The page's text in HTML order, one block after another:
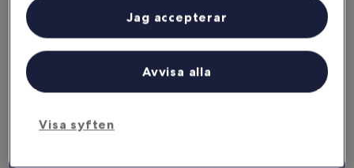
Visa syften
Avvisa alla
Jag accepterar